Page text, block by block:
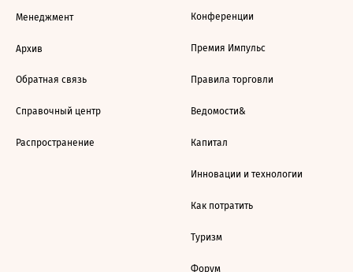
Менеджмент
Архив
Обратная связь
Справочный центр
Распространение
Конференции
Премия Импульс
Правила торговли
Ведомости&
Капитал
Инновации и технологии
Как потратить
Туризм
Форум